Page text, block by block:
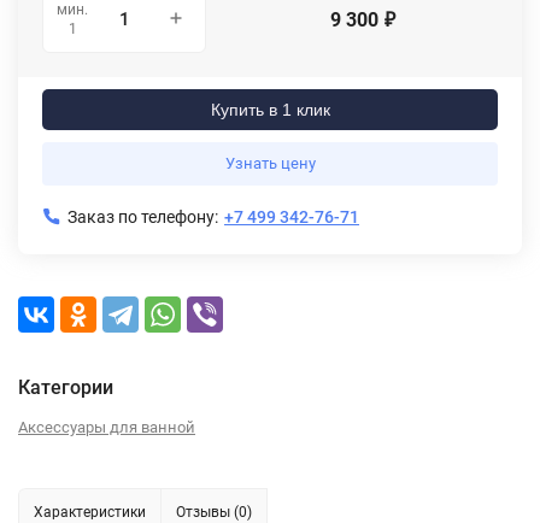
мин.
1
9 300 ₽
Купить в 1 клик
Узнать цену
Заказ по телефону: +7 499 342-76-71
Категории
Аксессуары для ванной
Характеристики Отзывы (0)